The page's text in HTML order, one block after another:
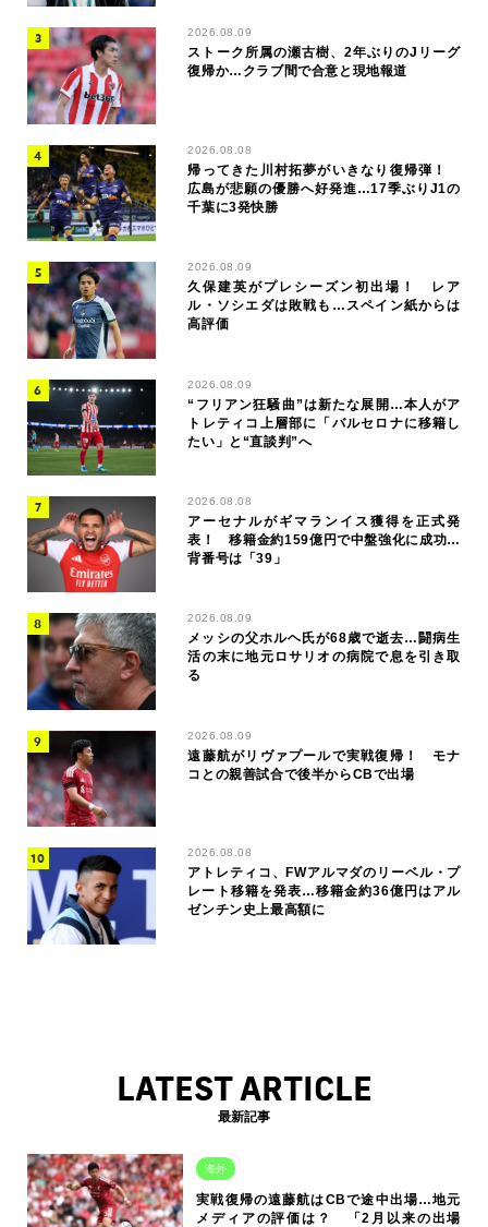
2026.08.09
ストーク所属の瀬古樹、2年ぶりのJリーグ
復帰か…クラブ間で合意と現地報道
2026.08.08
帰ってきた川村拓夢がいきなり復帰弾！
広島が悲願の優勝へ好発進…17季ぶりJ1の
千葉に3発快勝
2026.08.09
久保建英がプレシーズン初出場！ レア
ル・ソシエダは敗戦も…スペイン紙からは
高評価
2026.08.09
“フリアン狂騒曲”は新たな展開…本人がア
トレティコ上層部に「バルセロナに移籍し
たい」と“直談判”へ
2026.08.08
アーセナルがギマランイス獲得を正式発
表！ 移籍金約159億円で中盤強化に成功…
背番号は「39」
2026.08.09
メッシの父ホルヘ氏が68歳で逝去…闘病生
活の末に地元ロサリオの病院で息を引き取
る
2026.08.09
遠藤航がリヴァプールで実戦復帰！ モナ
コとの親善試合で後半からCBで出場
2026.08.08
アトレティコ、FWアルマダのリーベル・プ
レート移籍を発表…移籍金約36億円はアル
ゼンチン史上最高額に
LATEST ARTICLE
最新記事
海外
実戦復帰の遠藤航はCBで途中出場…地元
メディアの評価は？ 「2月以来の出場